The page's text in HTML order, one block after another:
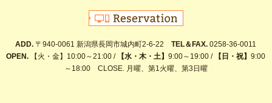
ADD. 〒940-0061 新潟県長岡市城内町2-6-22TEL＆FAX. 0258-36-0011
OPEN. 【火・金】10:00～21:00 / 【水・木・土】9:00～19:00 / 【日・祝】9:00
～18:00 CLOSE. 月曜、第1火曜、第3日曜